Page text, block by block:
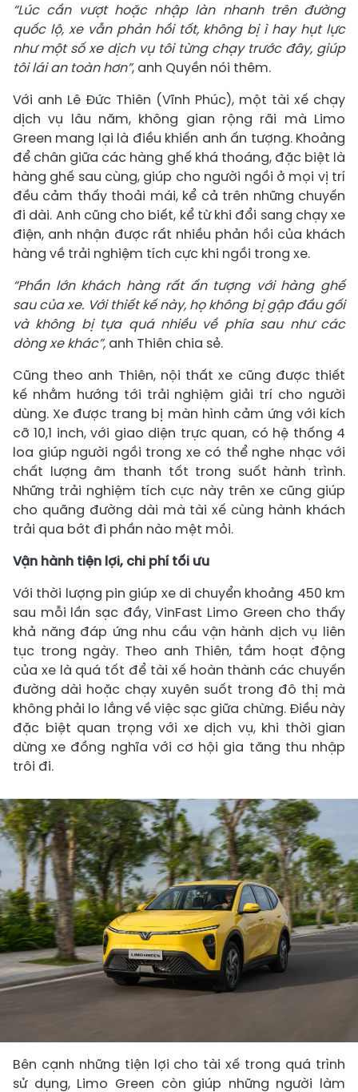
“Lúc cần vượt hoặc nhập làn nhanh trên đường
quốc lộ, xe vẫn phản hồi tốt, không bị ì hay hụt lực
như một số xe dịch vụ tôi từng chạy trước đây, giúp
tôi lái an toàn hơn”, anh Quyền nói thêm.
Với anh Lê Đức Thiên (Vĩnh Phúc), một tài xế chạy
dịch vụ lâu năm, không gian rộng rãi mà Limo
Green mang lại là điều khiến anh ấn tượng. Khoảng
để chân giữa các hàng ghế khá thoáng, đặc biệt là
hàng ghế sau cùng, giúp cho người ngồi ở mọi vị trí
đều cảm thấy thoải mái, kể cả trên những chuyến
đi dài. Anh cũng cho biết, kể từ khi đổi sang chạy xe
điện, anh nhận được rất nhiều phản hồi của khách
hàng về trải nghiệm tích cực khi ngồi trong xe.
“Phần lớn khách hàng rất ấn tượng với hàng ghế
sau của xe. Với thiết kế này, họ không bị gập đầu gối
và không bị tựa quá nhiều về phía sau như các
dòng xe khác”, anh Thiên chia sẻ.
Cũng theo anh Thiên, nội thất xe cũng được thiết
kế nhằm hướng tới trải nghiệm giải trí cho người
dùng. Xe được trang bị màn hình cảm ứng với kích
cỡ 10,1 inch, với giao diện trực quan, có hệ thống 4
loa giúp người ngồi trong xe có thể nghe nhạc với
chất lượng âm thanh tốt trong suốt hành trình.
Những trải nghiệm tích cực này trên xe cũng giúp
cho quãng đường dài mà tài xế cùng hành khách
trải qua bớt đi phần nào mệt mỏi.
Vận hành tiện lợi, chi phí tối ưu
Với thời lượng pin giúp xe di chuyển khoảng 450 km
sau mỗi lần sạc đầy, VinFast Limo Green cho thấy
khả năng đáp ứng nhu cầu vận hành dịch vụ liên
tục trong ngày. Theo anh Thiên, tầm hoạt động
của xe là quá tốt để tài xế hoàn thành các chuyến
đường dài hoặc chạy xuyên suốt trong đô thị mà
không phải lo lắng về việc sạc giữa chừng. Điều này
đặc biệt quan trọng với xe dịch vụ, khi thời gian
dừng xe đồng nghĩa với cơ hội gia tăng thu nhập
trôi đi.
Bên cạnh những tiện lợi cho tài xế trong quá trình
sử dụng, Limo Green còn giúp những người làm